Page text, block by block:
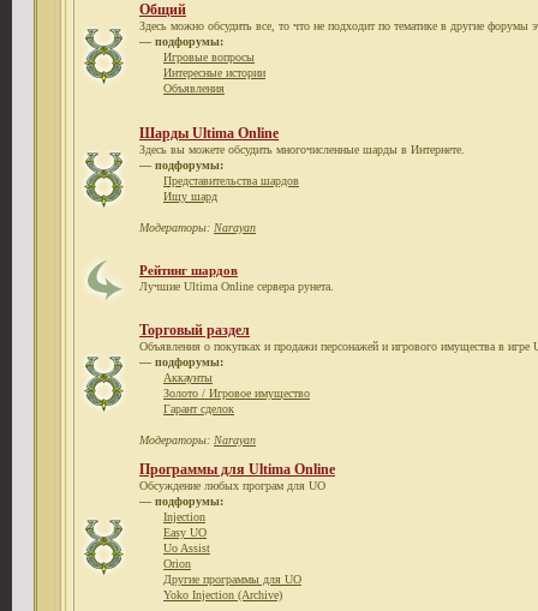
Общий
Здесь можно обсудить все, то что не подходит по тематике в другие форумы
— подфорумы:
Игровые вопросы
Интересные истории
Объявления
Шарды Ultima Online
Здесь вы можете обсудить многочисленные шарды в Интернете.
— подфорумы:
Представительства шардов
Ищу шард
Модераторы: Narayan
Рейтинг шардов
Лучшие Ultima Online сервера рунета.
Торговый раздел
Объявления о покупках и продажи персонажей и игрового имущества в игре
— подфорумы:
Аккаунты
Золото / Игровое имущество
Гарант сделок
Модераторы: Narayan
Программы для Ultima Online
Обсуждение любых програм для UO
— подфорумы:
Injection
Easy UO
Uo Assist
Orion
Другие программы для UO
Yoko Injection (Archive)